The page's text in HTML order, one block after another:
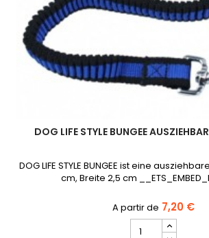
DOG LIFE STYLE BUNGEE
DOG LIFE STYLE BUNGEE ist eine
cm, Breite 2,5 cm
7,20 €